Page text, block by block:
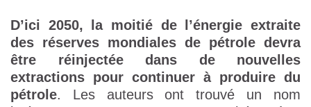
D’ici 2050, la moitié de l’énergie extraite
des réserves mondiales de pétrole devra
être réinjectée dans de nouvelles
extractions pour continuer à produire du
pétrole. Les auteurs ont trouvé un nom